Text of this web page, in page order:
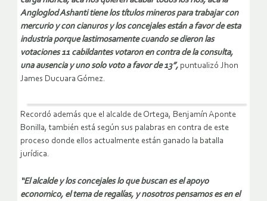
Angloglod Ashanti tiene los títulos mineros para trabajar con
mercurio y con cianuros y los concejales están a favor de esta
industria porque lastimosamente cuando se dieron las
votaciones 11 cabildantes votaron en contra de la consulta,
una ausencia y uno solo voto a favor de 13”, puntualizó Jhon
James Ducuara Gómez.
Recordó además que el alcalde de Ortega, Benjamín Aponte
Bonilla, también está según sus palabras en contra de este
proceso donde ellos actualmente están ganado la batalla
jurídica.
“El alcalde y los concejales lo que buscan es el apoyo
economico, el tema de regalías, y nosotros pensamos es en el